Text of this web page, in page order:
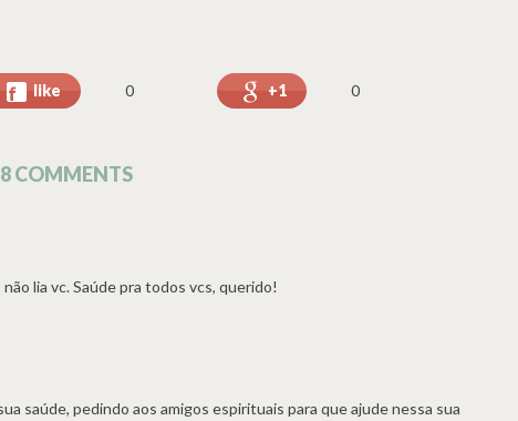
like 0 +1 0
COMMENTS
lia vc. Saúde pra todos vcs, querido!
saúde, pedindo aos amigos espirituais para que ajude nessa sua